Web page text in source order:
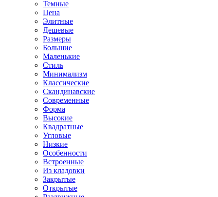
Темные
Цена
Элитные
Дешевые
Размеры
Большие
Маленькие
Стиль
Минимализм
Классические
Скандинавские
Современные
Форма
Высокие
Квадратные
Угловые
Низкие
Особенности
Встроенные
Из кладовки
Закрытые
Открытые